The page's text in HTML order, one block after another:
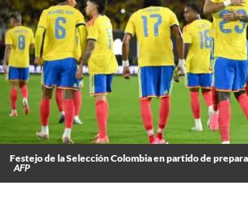
Festejo de la Selección Colombia en partido de
AFP